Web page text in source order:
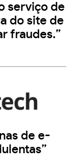
serviço de
do site de
fraudes.”
de e-